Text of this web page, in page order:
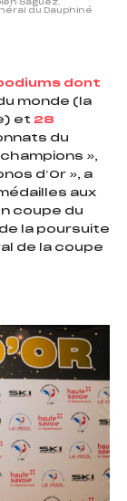
Saguez,
du Dauphiné
dont
monde (la
et 28
du
»,
d’Or », a
aux
coupe du
la poursuite
de la coupe